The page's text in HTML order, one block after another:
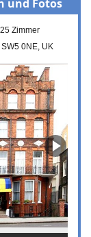
und Fotos
25 Zimmer
SW5 0NE UK